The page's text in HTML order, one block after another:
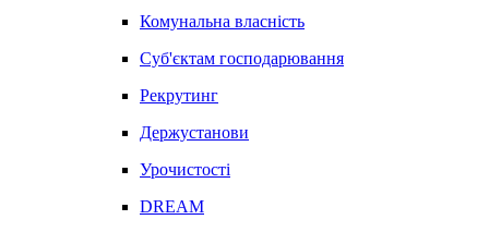
Комунальна власність
Суб'єктам господарювання
Рекрутинг
Держустанови
Урочистості
DREAM